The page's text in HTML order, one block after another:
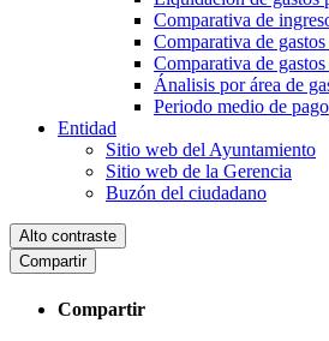
Comparativa de
Comparativa de gastos
Comparativa de
Ánalisis por área de
Periodo medio de pago
Entidad
Sitio web del Ayuntamiento
Sitio web de la Gerencia
Buzón del ciudadano
Alto contraste
Compartir
Compartir